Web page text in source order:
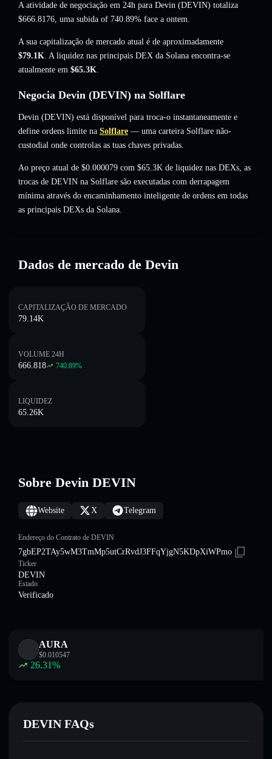
A atividade de negociação em 24h para Devin (DEVIN) totaliza
$666.8176, uma subida of 740.89% face a ontem.
A sua capitalização de mercado atual é de aproximadamente
$79.1K. A liquidez nas principais DEX da Solana encontra-se
atualmente em $65.3K.
Negocia Devin (DEVIN) na Solflare
Devin (DEVIN) está disponível para troca-o instantaneamente e
define ordens limite na Solflare — uma carteira Solflare não-
custodial onde controlas as tuas chaves privadas.
Ao preço atual de $0.000079 com $65.3K de liquidez nas DEXs, as
trocas de DEVIN na Solflare são executadas com derrapagem
mínima através do encaminhamento inteligente de ordens em todas
as principais DEXs da Solana.
Dados de mercado de Devin
CAPITALIZAÇÃO DE MERCADO
79.14K
VOLUME 24H
666.818 740.89%
LIQUIDEZ
65.26K
Sobre Devin DEVIN
Website X Telegram
Endereço do Contrato de DEVIN
7gbEP2TAy5wM3TmMp5utCrRvdJ3FFqYjgN5KDpXiWPmo
Ticker
DEVIN
Estado
Verificado
AURA
$0.010547
26.31%
DEVIN FAQs